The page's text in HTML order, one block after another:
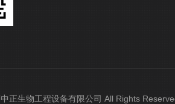
正生物工程设备有限公司 All Rights